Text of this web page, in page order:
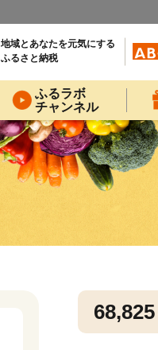
地域とあなたを元気にする
ふるさと納税
ふるラボ
チャンネル
68,825